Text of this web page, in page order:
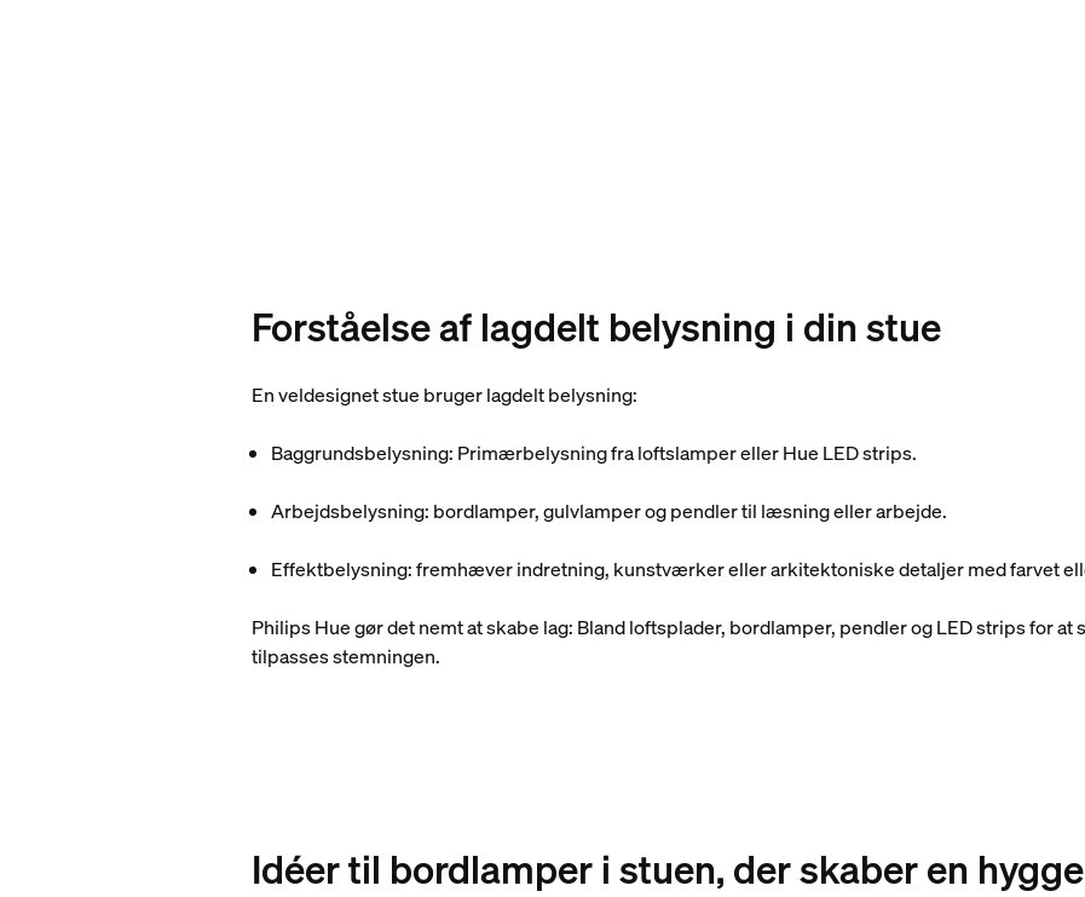
Forståelse af lagdelt belysning i din stue
En veldesignet stue bruger lagdelt belysning:
Baggrundsbelysning: Primærbelysning fra loftslamper eller Hue LED strips.
Arbejdsbelysning: bordlamper, gulvlamper og pendler til læsning eller arbejde.
Effektbelysning: fremhæver indretning, kunstværker eller arkitektoniske detaljer med farvet
Philips Hue gør det nemt at skabe lag: Bland loftsplader, bordlamper, pendler og LED strips for
tilpasses stemningen.
Idéer til bordlamper i stuen, der skaber en